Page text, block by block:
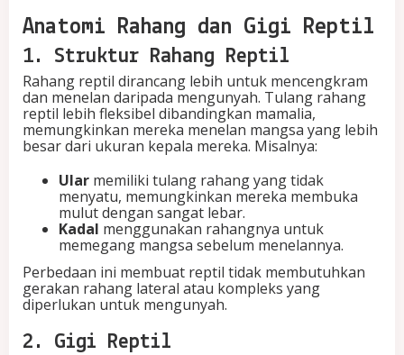
a
Anatomi Rahang dan Gigi Reptil
1. Struktur Rahang Reptil
Rahang reptil dirancang lebih untuk mencengkram
dan menelan daripada mengunyah. Tulang rahang
reptil lebih fleksibel dibandingkan mamalia,
memungkinkan mereka menelan mangsa yang lebih
besar dari ukuran kepala mereka. Misalnya:
Ular memiliki tulang rahang yang tidak
menyatu, memungkinkan mereka membuka
mulut dengan sangat lebar.
Kadal menggunakan rahangnya untuk
memegang mangsa sebelum menelannya.
Perbedaan ini membuat reptil tidak membutuhkan
gerakan rahang lateral atau kompleks yang
diperlukan untuk mengunyah.
2. Gigi Reptil